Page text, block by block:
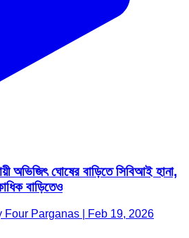
অভিজিৎ ঘোষের বাড়িতে সিবিআই হানা,
বাড়িতেও
Four Parganas | Feb 19, 2026